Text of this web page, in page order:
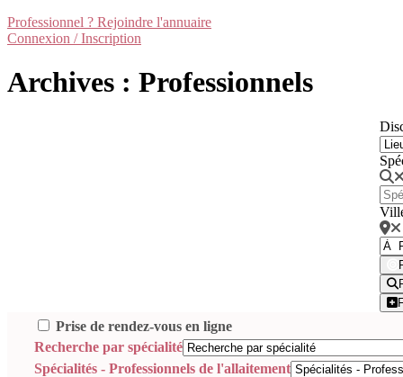
Professionnel ? Rejoindre l'annuaire
Connexion / Inscription
Archives : Professionnels
Prise de rendez-vous en ligne
Recherche par spécialité
Spécialités - Professionnels de l'allaitement